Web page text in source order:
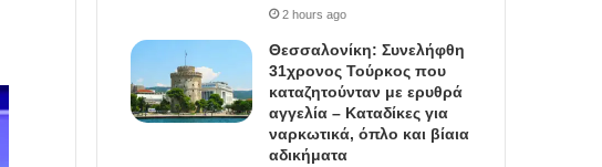
2 hours ago
Θεσσαλονίκη: Συνελήφθη
31χρονος Τούρκος που
καταζητούνταν με ερυθρά
αγγελία – Καταδίκες για
ναρκωτικά, όπλο και βίαια
αδικήματα